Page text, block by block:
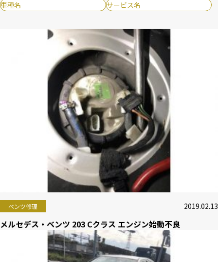
ベンツ修理 2019.02.13
メルセデス・ベンツ 203 Cクラス エンジン始動不良